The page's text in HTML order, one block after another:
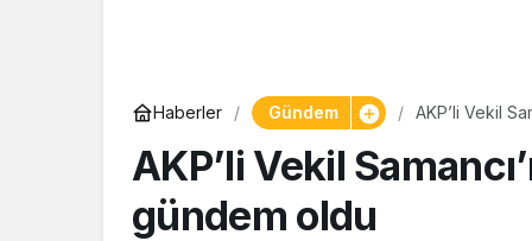
Haberler Gündem AKP’li Vekil
AKP’li Vekil
gündem oldu